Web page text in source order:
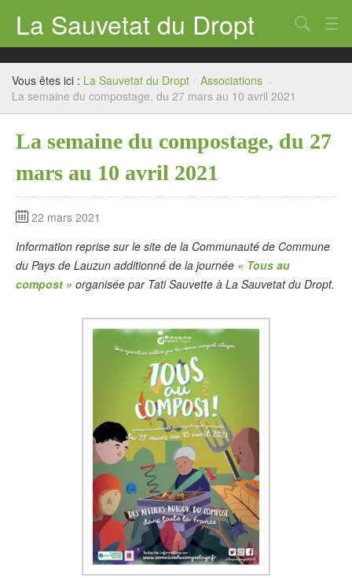
La Sauvetat du Dropt
Accueil
Mairie
Archives
Contact
Chercher
Vous êtes ici : La Sauvetat du Dropt / Associations /
La semaine du compostage, du 27 mars au 10 avril 2021
La semaine du compostage, du 27
mars au 10 avril 2021
22 mars 2021
Information reprise sur le site de la Communauté de Commune
du Pays de Lauzun additionné de la journée « Tous au
compost » organisée par Tati Sauvette à La Sauvetat du Dropt.